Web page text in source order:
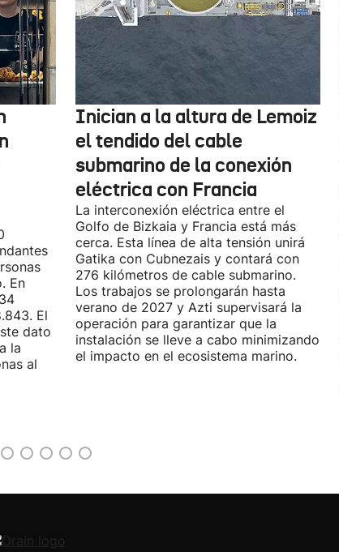
En
El
dato
la
al
Inician a la altura de Lemoiz
el tendido del cable
submarino de la conexión
eléctrica con Francia
La interconexión eléctrica entre el
Golfo de Bizkaia y Francia está más
cerca. Esta línea de alta tensión unirá
Gatika con Cubnezais y contará con
276 kilómetros de cable submarino.
Los trabajos se prolongarán hasta
verano de 2027 y Azti supervisará la
operación para garantizar que la
instalación se lleve a cabo minimizando
el impacto en el ecosistema marino.